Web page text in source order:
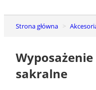
Strona główna
Wyposażenie
sakralne